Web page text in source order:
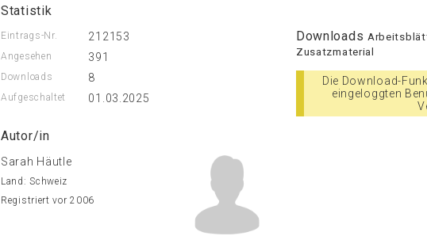
Statistik
Eintrags-Nr. 212153
Angesehen 391
Downloads 8
Aufgeschaltet 01.03.2025
Autor/in
Sarah Häutle
Land: Schweiz
Registriert vor 2006
Downloads
Zusatzmaterial
Die Download-
eingeloggten